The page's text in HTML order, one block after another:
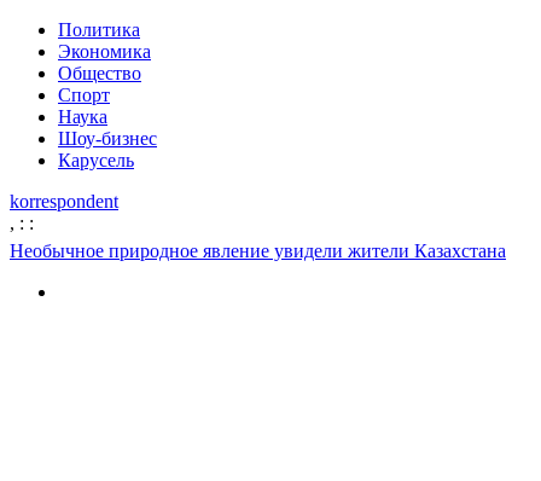
Политика
Экономика
Общество
Спорт
Наука
Шоу-бизнес
Карусель
korrespondent
, : :
Необычное природное явление увидели жители Казахстана